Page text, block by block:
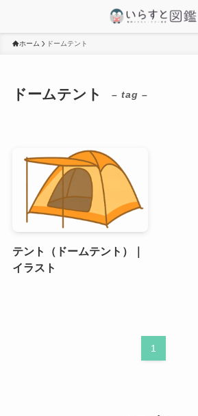
ホーム ドームテント
ドームテント – tag –
テント（ドームテント）｜
イラスト
1